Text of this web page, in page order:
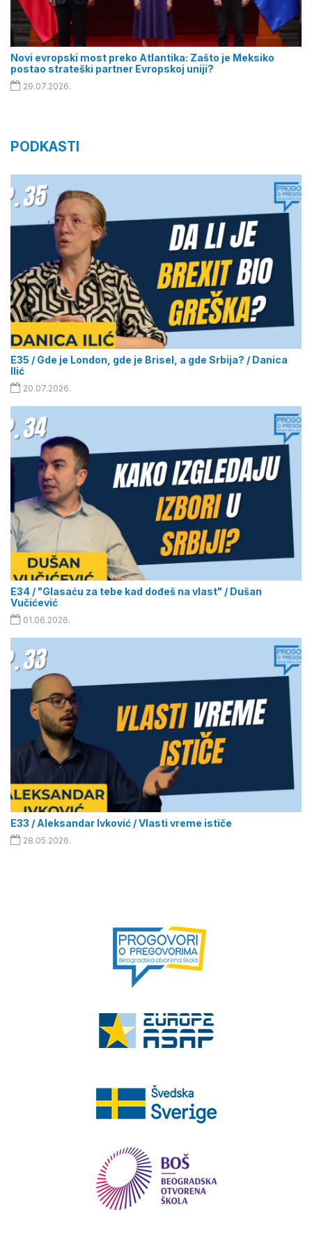
Novi evropski most preko Atlantika: Zašto je Meksiko
postao strateški partner Evropskoj uniji?
29.07.2026.
PODKASTI
E35 / Gde je London, gde je Brisel, a gde Srbija? / Danica
Ilić
20.07.2026.
E34 / "Glasaću za tebe kad dođeš na vlast" / Dušan
Vučićević
01.06.2026.
E33 / Aleksandar Ivković / Vlasti vreme ističe
28.05.2026.